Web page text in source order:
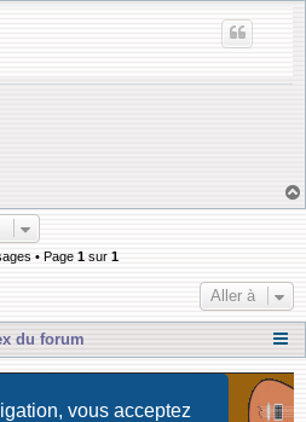
vous acceptez
• Page 1 sur 1
Aller à
du forum